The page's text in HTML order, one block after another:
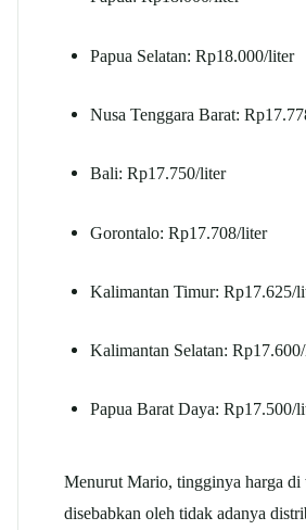
Papua Selatan: Rp18.000/liter
Nusa Tenggara Barat:
Bali: Rp17.750/liter
Gorontalo: Rp17.708/liter
Kalimantan Timur: Rp17.625/
Kalimantan Selatan:
Papua Barat Daya: Rp17.500/
Menurut Mario, tingginya harga di
disebabkan oleh tidak adanya